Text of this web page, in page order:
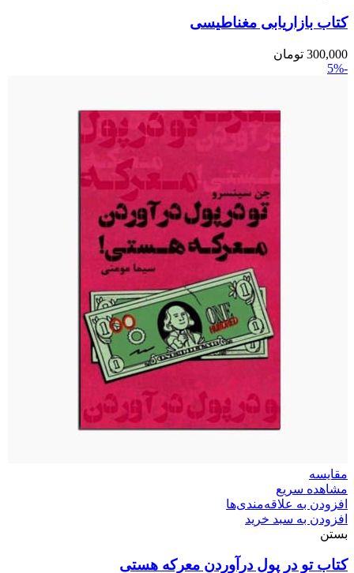
کتاب بازاریابی مغناطیسی
300,000 تومان
-5%
مقایسه
مشاهده سریع
افزودن به علاقه‌مندی‌ها
افزودن به سبد خرید
بستن
کتاب تو در پول درآوردن معرکه هستی